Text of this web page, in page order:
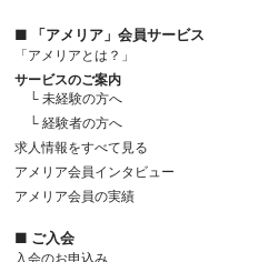
■ 「アメリア」会員サービス
「アメリアとは？」
サービスのご案内
└ 未経験の方へ
└ 経験者の方へ
求人情報をすべて見る
アメリア会員インタビュー
アメリア会員の実績
■ ご入会
入会のお申込み